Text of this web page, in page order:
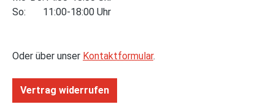
So: 11:00-18:00 Uhr
Oder über unser Kontaktformular.
Vertrag widerrufen